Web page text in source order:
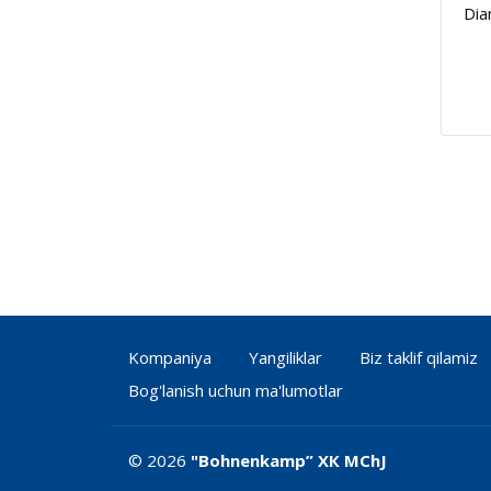
Kompaniya Yangiliklar Biz taklif qilamiz
Bog'lanish uchun ma'lumotlar
© 2026 "Bohnenkamp” ХК MChJ